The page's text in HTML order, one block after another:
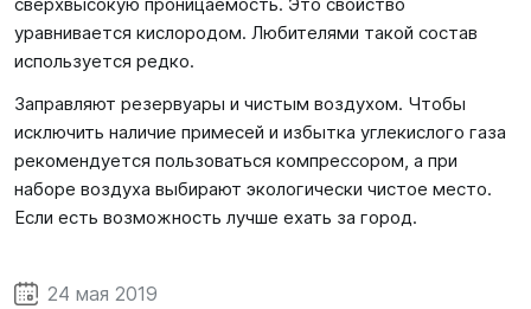
сверхвысокую проницаемость. Это свойство
уравнивается кислородом. Любителями такой состав
используется редко.
Заправляют резервуары и чистым воздухом. Чтобы
исключить наличие примесей и избытка углекислого газа
рекомендуется пользоваться компрессором, а при
наборе воздуха выбирают экологически чистое место.
Если есть возможность лучше ехать за город.
24 мая 2019